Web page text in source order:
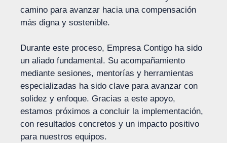
camino para avanzar hacia una compensación
más digna y sostenible.
Durante este proceso, Empresa Contigo ha sido
un aliado fundamental. Su acompañamiento
mediante sesiones, mentorías y herramientas
especializadas ha sido clave para avanzar con
solidez y enfoque. Gracias a este apoyo,
estamos próximos a concluir la implementación,
con resultados concretos y un impacto positivo
para nuestros equipos.